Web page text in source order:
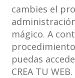
cambies el
mágico. A
puedas
CREA TU